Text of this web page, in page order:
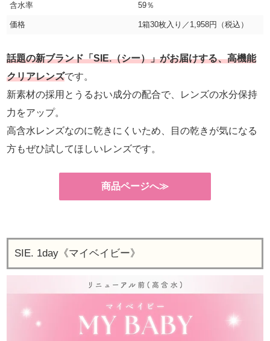
含水率 59％
価格 1箱30枚入り／1,958円（税込）
話題の新ブランド「SIE.（シー）」がお届けする、高機能
クリアレンズです。
新素材の採用とうるおい成分の配合で、レンズの水分保持
力をアップ。
高含水レンズなのに乾きにくいため、目の乾きが気になる
方もぜひ試してほしいレンズです。
商品ページへ≫
SIE. 1day《マイベイビー》